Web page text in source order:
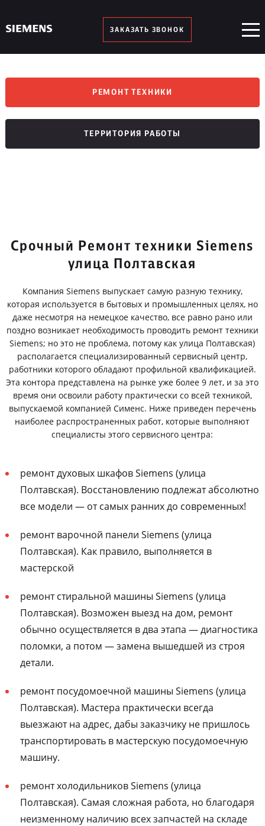
ЗАКАЗАТЬ ЗВОНОК
РЕМОНТ ТЕХНИКИ
ТЕРРИТОРИЯ РАБОТЫ
Срочный Ремонт техники Siemens
улица Полтавская
Компания Siemens выпускает самую разную технику,
которая используется в бытовых и промышленных целях, но
даже несмотря на немецкое качество, все равно рано или
поздно возникает необходимость проводить ремонт техники
Siemens; но это не проблема, потому как улица Полтавская)
располагается специализированный сервисный центр,
работники которого обладают профильной квалификацией.
Эта контора представлена на рынке уже более 9 лет, и за это
время они освоили работу практически со всей техникой,
выпускаемой компанией Сименс. Ниже приведен перечень
наиболее распространенных работ, которые выполняют
специалисты этого сервисного центра:
ремонт духовых шкафов Siemens (улица
Полтавская). Восстановлению подлежат абсолютно
все модели — от самых ранних до современных!
ремонт варочной панели Siemens (улица
Полтавская). Как правило, выполняется в
мастерской
ремонт стиральной машины Siemens (улица
Полтавская). Возможен выезд на дом, ремонт
обычно осуществляется в два этапа — диагностика
поломки, а потом — замена вышедшей из строя
детали.
ремонт посудомоечной машины Siemens (улица
Полтавская). Мастера практически всегда
выезжают на адрес, дабы заказчику не пришлось
транспортировать в мастерскую посудомоечную
машину.
ремонт холодильников Siemens (улица
Полтавская). Самая сложная работа, но благодаря
неизменному наличию всех запчастей на складе